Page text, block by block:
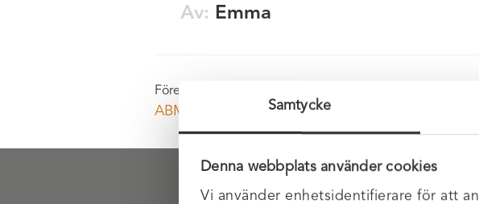
Samtycke
Denna webbplats använder cookies
Vi använder enhetsidentifierare för att
Av: Emma
Föregående
ABM 07 – Ballast